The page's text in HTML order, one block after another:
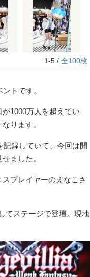
1-5 / 全100枚
トです。
1000万人を超えてい
ります。
記録していて、今回は開
ました。
プレイヤーのえなこさ
てステージで登壇。現地